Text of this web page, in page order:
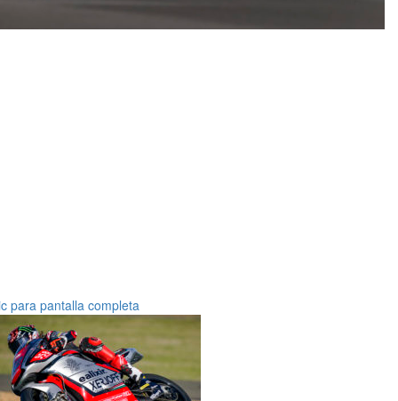
para pantalla completa